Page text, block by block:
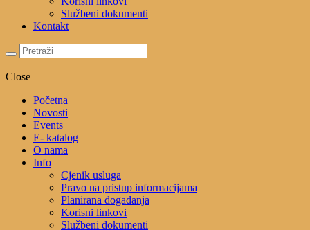
Službeni dokumenti
Kontakt
Close
Početna
Novosti
Events
E- katalog
O nama
Info
Cjenik usluga
Pravo na pristup informacijama
Planirana događanja
Korisni linkovi
Službeni dokumenti